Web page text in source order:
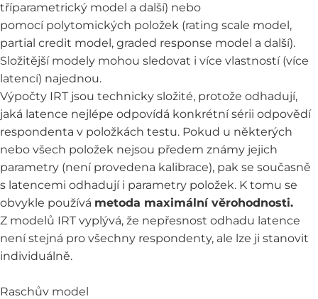
tříparametrický model a další) nebo
pomocí polytomických položek (rating scale model,
partial credit model, graded response model a další).
Složitější modely mohou sledovat i více vlastností (více
latencí) najednou.
Výpočty IRT jsou technicky složité, protože odhadují,
jaká latence nejlépe odpovídá konkrétní sérii odpovědí
respondenta v položkách testu. Pokud u některých
nebo všech položek nejsou předem známy jejich
parametry (není provedena kalibrace), pak se současně
s latencemi odhadují i parametry položek. K tomu se
obvykle používá metoda maximální věrohodnosti.
Z modelů IRT vyplývá, že nepřesnost odhadu latence
není stejná pro všechny respondenty, ale lze ji stanovit
individuálně.
Raschův model